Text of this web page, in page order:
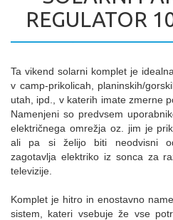
REGULATOR
Ta vikend solarni komplet je
v camp-prikolicah, planinskih/
utah, ipd., v katerih imate zmerne
Namenjeni so predvsem
električnega omrežja oz. jim je
ali pa si želijo biti neodvisni
zagotavlja elektriko iz sonca za
televizije.
Komplet je hitro in enostavno
sistem, kateri vsebuje že vse